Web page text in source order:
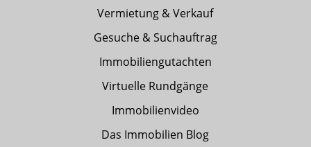
Vermietung & Verkauf
Gesuche & Suchauftrag
Immobiliengutachten
Virtuelle Rundgänge
Immobilienvideo
Das Immobilien Blog